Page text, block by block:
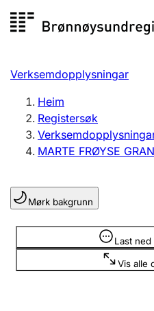
Registersøk
Aksjeselskap
Enkeltpersonføretak
Registrere, endre, slette
Lag og foreining
Registrere, endre, slette
Verksemdopplysningar
Heim
Registersøk
MARTE FRØYSE
Mørk bakgrunn
Last
Vis alle
Opplysninger er skjult